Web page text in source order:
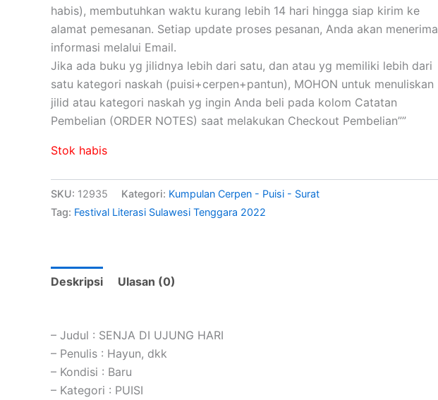
habis), membutuhkan waktu kurang lebih 14 hari hingga siap kirim ke
alamat pemesanan. Setiap update proses pesanan, Anda akan menerima
informasi melalui Email.
Jika ada buku yg jilidnya lebih dari satu, dan atau yg memiliki lebih dari
satu kategori naskah (puisi+cerpen+pantun), MOHON untuk menuliskan
jilid atau kategori naskah yg ingin Anda beli pada kolom Catatan
Pembelian (ORDER NOTES) saat melakukan Checkout Pembelian””
Stok habis
SKU: 12935 Kategori: Kumpulan Cerpen - Puisi - Surat
Tag: Festival Literasi Sulawesi Tenggara 2022
Deskripsi Ulasan (0)
– Judul : SENJA DI UJUNG HARI
– Penulis : Hayun, dkk
– Kondisi : Baru
– Kategori : PUISI